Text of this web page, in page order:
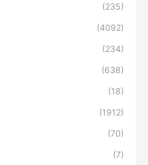
(235)
(4092)
(234)
(638)
(18)
(1912)
(70)
(7)